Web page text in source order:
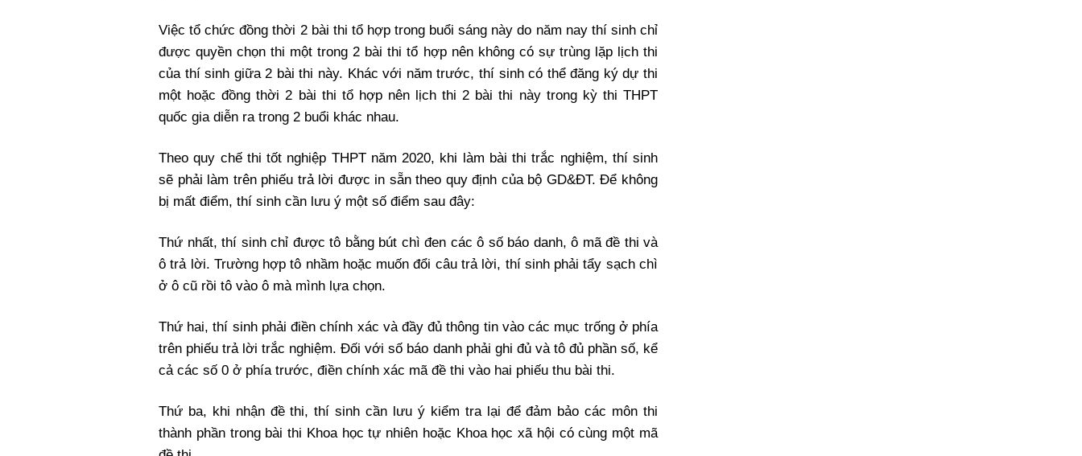
Việc tổ chức đồng thời 2 bài thi tổ hợp trong buổi sáng này do năm nay thí sinh chỉ
được quyền chọn thi một trong 2 bài thi tổ hợp nên không có sự trùng lặp lịch thi
của thí sinh giữa 2 bài thi này. Khác với năm trước, thí sinh có thể đăng ký dự thi
một hoặc đồng thời 2 bài thi tổ hợp nên lịch thi 2 bài thi này trong kỳ thi THPT
quốc gia diễn ra trong 2 buổi khác nhau.
Theo quy chế thi tốt nghiệp THPT năm 2020, khi làm bài thi trắc nghiệm, thí sinh
sẽ phải làm trên phiếu trả lời được in sẵn theo quy định của bộ GD&ĐT. Để không
bị mất điểm, thí sinh cần lưu ý một số điểm sau đây:
Thứ nhất, thí sinh chỉ được tô bằng bút chì đen các ô số báo danh, ô mã đề thi và
ô trả lời. Trường hợp tô nhầm hoặc muốn đổi câu trả lời, thí sinh phải tẩy sạch chì
ở ô cũ rồi tô vào ô mà mình lựa chọn.
Thứ hai, thí sinh phải điền chính xác và đầy đủ thông tin vào các mục trống ở phía
trên phiếu trả lời trắc nghiệm. Đối với số báo danh phải ghi đủ và tô đủ phần số, kể
cả các số 0 ở phía trước, điền chính xác mã đề thi vào hai phiếu thu bài thi.
Thứ ba, khi nhận đề thi, thí sinh cần lưu ý kiểm tra lại để đảm bảo các môn thi
thành phần trong bài thi Khoa học tự nhiên hoặc Khoa học xã hội có cùng một mã